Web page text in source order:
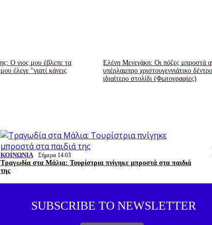
Ο γιος μου έβλεπε τα
έλεγε "γιατί κάνεις
Ελένη Μενεγάκη: Οι πόζες μπροστά
υπέρλαμπρο χριστουγεννιάτικο
ιδιαίτερο στολίδι (Φωτογραφίες)
ΚΟΙΝΩΝΙΑ Σήμερα 14:03
Τραγωδία στα Μάλια: Τουρίστρια πνίγηκε μπροστά στα παιδιά
της
SUBSCRIBE TO NEWSLETTER